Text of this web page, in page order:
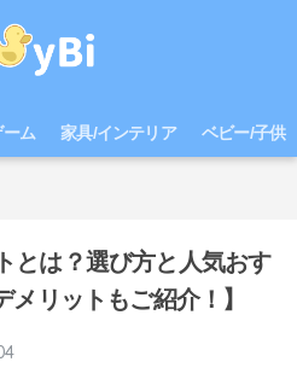
ーム 家具/インテリア ベビー/子供
とは？選び方と人気おす
リットもご紹介！】